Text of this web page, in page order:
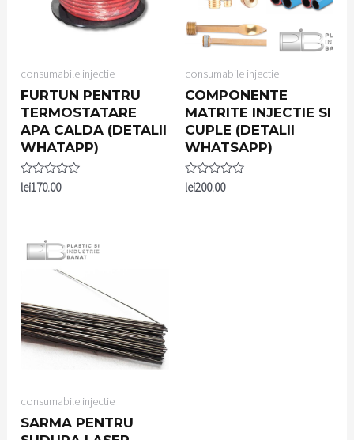
consumabile injectie
FURTUN PENTRU
TERMOSTATARE
APA CALDA (DETALII
WHATAPP)
Rated
lei170.00
consumabile injectie
COMPONENTE
MATRITE INJECTIE SI
CUPLE (DETALII
WHATSAPP)
Rated
lei200.00
consumabile injectie
SARMA PENTRU